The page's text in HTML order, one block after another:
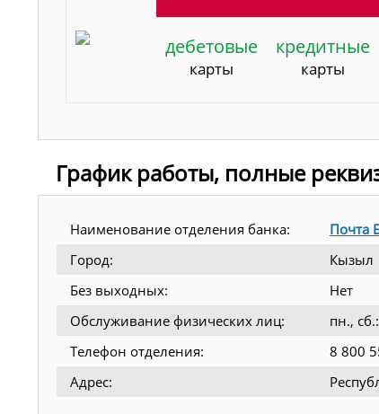
дебетовые
карты
кредитные
карты
График работы, полные
Наименование отделения банка: Почта
Город:
Кызыл
Без выходных:
Нет
Обслуживание физических лиц:
пн.,
Телефон отделения:
8 800
Адрес: